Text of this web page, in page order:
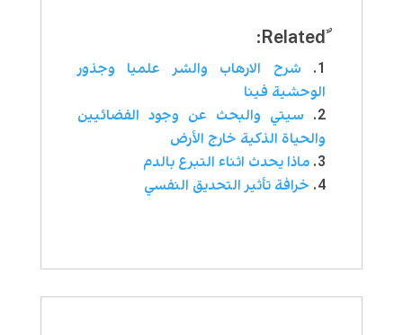
ٌRelated:
شرح الارهاب والشر علميا وجذور
الوحشية فينا
سيتي والبحث عن وجود الفضائيين
والحياة الذكية خارج الأرض
ماذا يحدث اثناء التبرع بالدم
خرافة تأثير التحديق النفسي